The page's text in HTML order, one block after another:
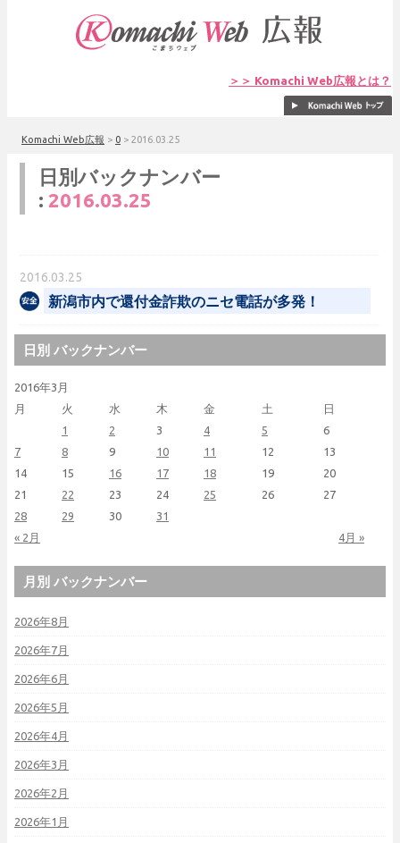
＞＞ Komachi Web広報とは？
Komachi Web広報 > 0 > 2016.03.25
日別バックナンバー
: 2016.03.25
2016.03.25
新潟市内で還付金詐欺のニセ電話が多発！
日別 バックナンバー
2016年3月
月
火 水 木 金 土 日
« 2月 4月 »
1 2 3 4 5
6
7
8 9 10 11 12
13
14
15 16 17 18 19
20
21
22 23 24 25 26
27
28
29 30 31
月別 バックナンバー
2026年8月
2026年7月
2026年6月
2026年5月
2026年4月
2026年3月
2026年2月
2026年1月